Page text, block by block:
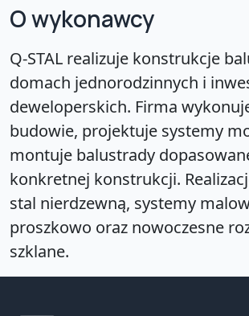
O wykonawcy
Q-STAL realizuje konstrukcje
domach jednorodzinnych i
deweloperskich. Firma
budowie, projektuje systemy
montuje balustrady
konkretnej konstrukcji.
stal nierdzewną, systemy
proszkowo oraz nowoczesne
szklane.